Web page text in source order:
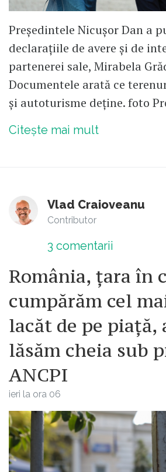
Președintele Nicușor Dan a
declarațiile de avere și de
partenerei sale, Mirabela
Documentele arată ce
și autoturisme deține. foto
Citește mai mult
Vlad Craioveanu
Contributor
3 comentarii
România, țara în
cumpărăm cel
lacăt de pe piață,
lăsăm cheia sub
ANCPI
ieri la ora 06